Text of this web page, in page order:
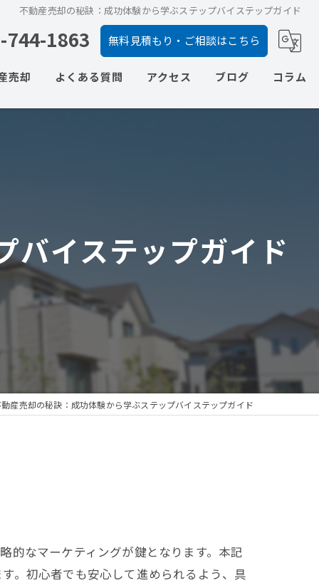
不動産売却の秘訣：成功体験から学ぶステップバイステップガイド
744-1863 無料見積もり・ご相談はこちら
売却
相談
よくある質問 アクセス ブログ コラム
バイステップガイド
産売却の秘訣：成功体験から学ぶステップバイステップガイド
的なマーケティングが鍵となります。本記
。初心者でも安心して進められるよう、具